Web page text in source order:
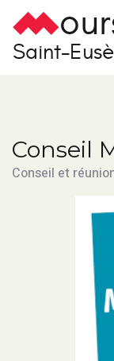
Saint-
Conseil
Conseil et